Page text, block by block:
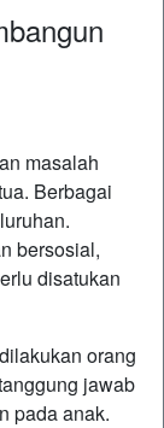
masalah
Berbagai
bersosial,
disatukan
orang
jawab
pada anak.